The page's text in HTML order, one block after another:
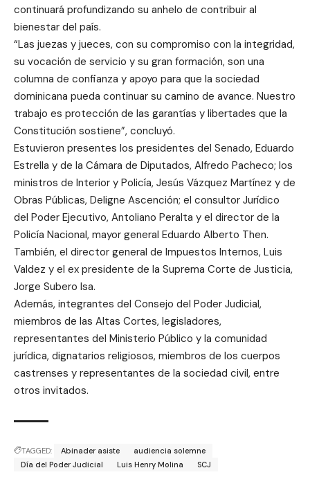
continuará profundizando su anhelo de contribuir al
bienestar del país.
“Las juezas y jueces, con su compromiso con la integridad,
su vocación de servicio y su gran formación, son una
columna de confianza y apoyo para que la sociedad
dominicana pueda continuar su camino de avance. Nuestro
trabajo es protección de las garantías y libertades que la
Constitución sostiene”, concluyó.
Estuvieron presentes los presidentes del Senado, Eduardo
Estrella y de la Cámara de Diputados, Alfredo Pacheco; los
ministros de Interior y Policía, Jesús Vázquez Martínez y de
Obras Públicas, Deligne Ascención; el consultor Jurídico
del Poder Ejecutivo, Antoliano Peralta y el director de la
Policía Nacional, mayor general Eduardo Alberto Then.
También, el director general de Impuestos Internos, Luis
Valdez y el ex presidente de la Suprema Corte de Justicia,
Jorge Subero Isa.
Además, integrantes del Consejo del Poder Judicial,
miembros de las Altas Cortes, legisladores,
representantes del Ministerio Público y la comunidad
jurídica, dignatarios religiosos, miembros de los cuerpos
castrenses y representantes de la sociedad civil, entre
otros invitados.
TAGGED: Abinader asiste
audiencia solemne
Día del Poder Judicial
Luis Henry Molina SCJ